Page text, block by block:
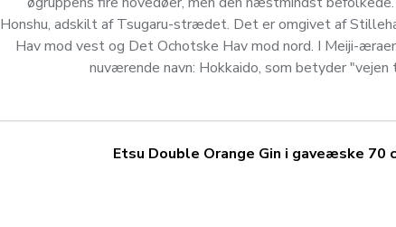
Honshu, adskilt af Tsugaru-strædet. Det er omgivet af
Hav mod vest og Det Ochotske Hav mod nord. I Meiji-
nuværende navn: Hokkaido, som betyder "vejen
Etsu Double Orange Gin i gaveæske 70